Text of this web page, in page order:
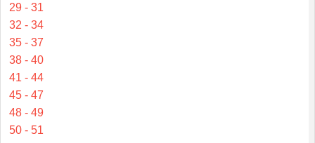
29 - 31
32 - 34
35 - 37
38 - 40
41 - 44
45 - 47
48 - 49
50 - 51